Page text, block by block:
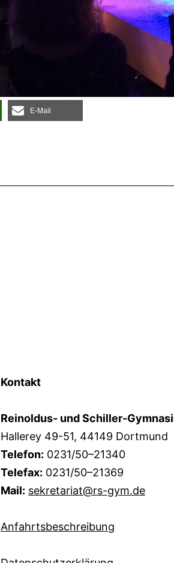
E‑Mail
Kontakt
Reinoldus- und Schiller-
Hallerey 49-51, 44149 Dortmund
Telefon: 0231/50–21340
Telefax: 0231/50–21369
Mail: sekretariat@rs-gym.de
Anfahrtsbeschreibung